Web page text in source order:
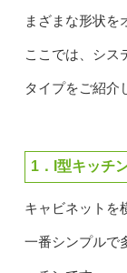
まざまな形状を
ここでは、シス
タイプをご紹介
1．I型キッチ
キャビネットを
一番シンプルで